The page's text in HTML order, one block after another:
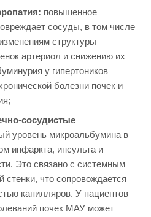
повышенное
сосуды, в том числе
структуры
артериол и снижению их
у гипертоников
болезни почек и
сосудистые
уровень микроальбумина в
инфаркта, инсульта и
Это связано с системным
стенки, что сопровождается
капилляров. У пациентов
почек МАУ может